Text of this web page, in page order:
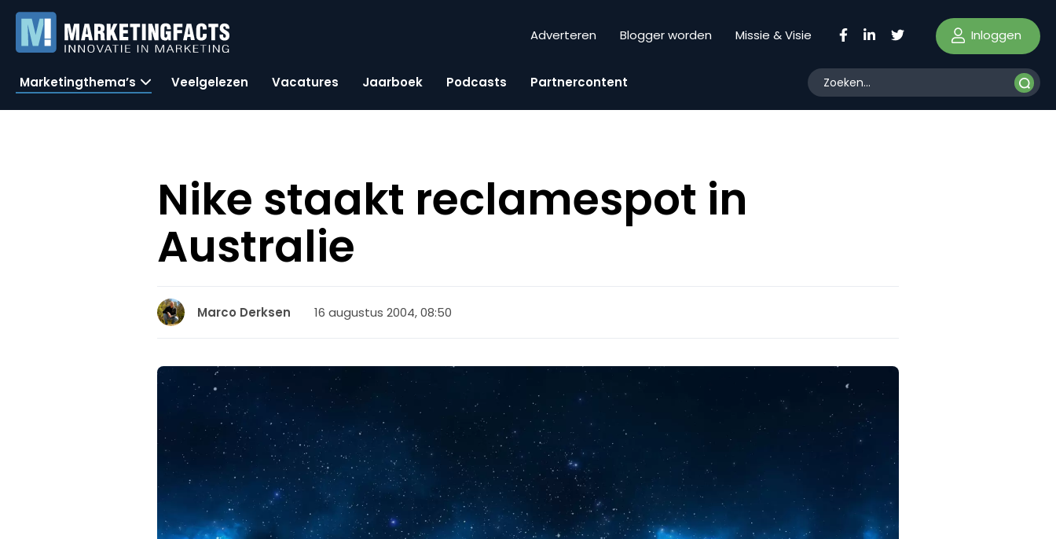
Adverteren Blogger worden Missie & Visie Inloggen
Marketingthema’s Veelgelezen Vacatures Jaarboek Podcasts Partnercontent
Nike staakt reclamespot in
Australie
Marco Derksen 16 augustus 2004, 08:50